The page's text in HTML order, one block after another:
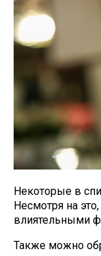
Некоторые в
Несмотря на
влиятельными
Также можно